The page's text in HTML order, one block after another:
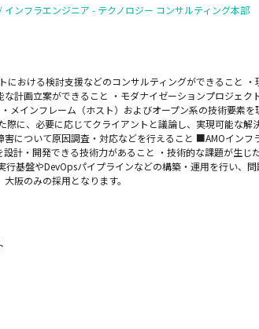
ンフラエンジニア - テクノロジー コンサルティング本部
おける検討支援などのコンサルティングができること
計画立案ができること ・モダナイゼーションプロジェ
インフレーム（ホスト）およびオープン系の技術要素を
に、必要に応じてクライアントと議論し、実現可能な解
について原因調査・対応などを行えること ■AMOインフ
計・開発できる技術力があること ・技術的な課題が生じ
基盤やDevOpsパイプラインなどの構築・運用を行い、
阪のみの採用となります。